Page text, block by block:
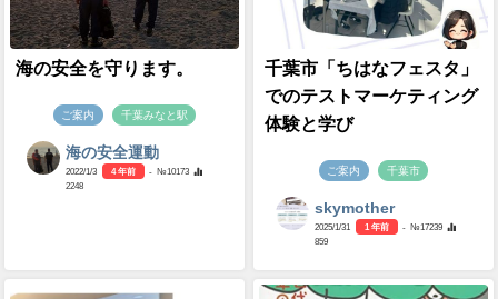
海の安全を守ります。
ご案内 千葉みなと駅
海の安全運動
2022/1/3 4 年前
- №10173
2248
千葉市「ちはなフェスタ」
でのテストマーケティング
体験と学び
ご案内 千葉市
skymother
2025/1/31 1 年前
- №17239
859